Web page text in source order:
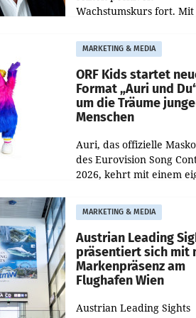
Wachstumskurs fort.
und Besucher höheren
Nettoreichweite im ersten
Halbjahr 2026
MARKETING & MEDIA
ORF Kids startet
Format „Auri und
um die Träume
Menschen
Auri, das offizielle
des Eurovision Song
2026, kehrt mit einem
zurück. In der neuen
„Auri und Du“ bei ORF
steht
MARKETING & MEDIA
Austrian Leading
präsentiert sich mit
Markenpräsenz am
Flughafen Wien
Austrian Leading Sights